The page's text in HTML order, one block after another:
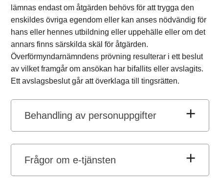
lämnas endast om åtgärden behövs för att trygga den
enskildes övriga egendom eller kan anses nödvändig för
hans eller hennes utbildning eller uppehälle eller om det
annars finns särskilda skäl för åtgärden.
Överförmyndarnämndens prövning resulterar i ett beslut
av vilket framgår om ansökan har bifallits eller avslagits.
Ett avslagsbeslut går att överklaga till tingsrätten.
Behandling av personuppgifter
Frågor om e-tjänsten